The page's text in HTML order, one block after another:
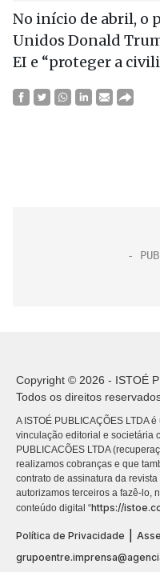
No início de abril, o
Unidos Donald
EI e “proteger a
Copyright © 2026 - ISTOÉ
Todos os direitos
A ISTOÉ PUBLICAÇÕES LTDA
vinculação editorial e societária
PUBLICACÕES LTDA
realizamos cobranças e que
contrato de assinatura da
autorizamos terceiros a fazê-lo,
conteúdo digital “https://
Política de Privacidade